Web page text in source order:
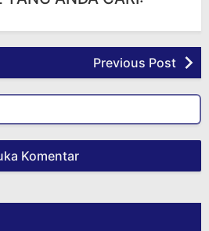
Previous Post
Komentar